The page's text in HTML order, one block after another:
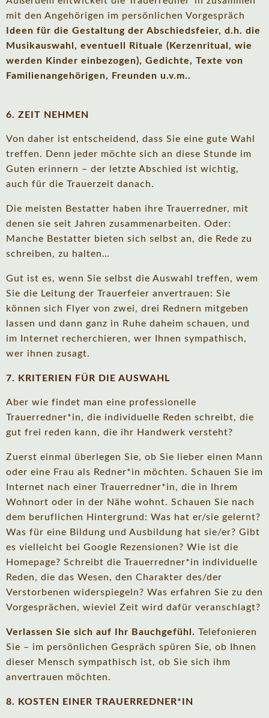
mit den Angehörigen im persönlichen Vorgespräch
Ideen für die Gestaltung der Abschiedsfeier, d.h. die
Musikauswahl, eventuell Rituale (Kerzenritual, wie
werden Kinder einbezogen), Gedichte, Texte von
Familienangehörigen, Freunden u.v.m..
6. ZEIT NEHMEN
Von daher ist entscheidend, dass Sie eine gute Wahl
treffen. Denn jeder möchte sich an diese Stunde im
Guten erinnern – der letzte Abschied ist wichtig,
auch für die Trauerzeit danach.
Die meisten Bestatter haben ihre Trauerredner, mit
denen sie seit Jahren zusammenarbeiten. Oder:
Manche Bestatter bieten sich selbst an, die Rede zu
schreiben, zu halten…
Gut ist es, wenn Sie selbst die Auswahl treffen, wem
Sie die Leitung der Trauerfeier anvertrauen: Sie
können sich Flyer von zwei, drei Rednern mitgeben
lassen und dann ganz in Ruhe daheim schauen, und
im Internet recherchieren, wer Ihnen sympathisch,
wer ihnen zusagt.
7. KRITERIEN FÜR DIE AUSWAHL
Aber wie findet man eine professionelle
Trauerredner*in, die individuelle Reden schreibt, die
gut frei reden kann, die ihr Handwerk versteht?
Zuerst einmal überlegen Sie, ob Sie lieber einen Mann
oder eine Frau als Redner*in möchten. Schauen Sie im
Internet nach einer Trauerredner*in, die in Ihrem
Wohnort oder in der Nähe wohnt. Schauen Sie nach
dem beruflichen Hintergrund: Was hat er/sie gelernt?
Was für eine Bildung und Ausbildung hat sie/er? Gibt
es vielleicht bei Google Rezensionen? Wie ist die
Homepage? Schreibt die Trauerredner*in individuelle
Reden, die das Wesen, den Charakter des/der
Verstorbenen widerspiegeln? Was erfahren Sie zu den
Vorgesprächen, wieviel Zeit wird dafür veranschlagt?
Verlassen Sie sich auf Ihr Bauchgefühl. Telefonieren
Sie – im persönlichen Gespräch spüren Sie, ob Ihnen
dieser Mensch sympathisch ist, ob Sie sich ihm
anvertrauen möchten.
8. KOSTEN EINER TRAUERREDNER*IN